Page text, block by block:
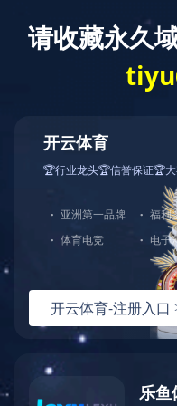
网站首页